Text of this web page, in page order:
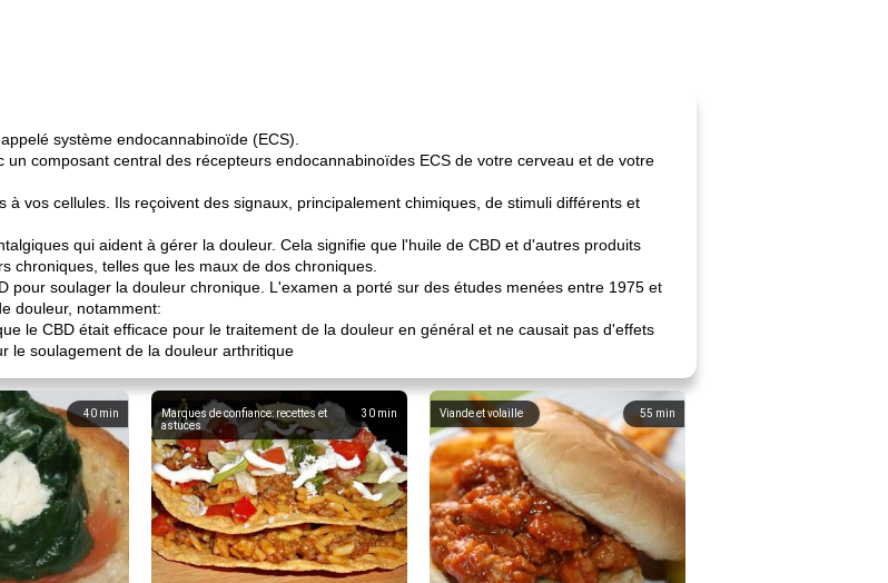
système endocannabinoïde (ECS).
composant central des récepteurs endocannabinoïdes ECS de votre cerveau et de votre
vos cellules. Ils reçoivent des signaux, principalement chimiques, de stimuli différents et
qui aident à gérer la douleur. Cela signifie que l'huile de CBD et d'autres produits
chroniques, telles que les maux de dos chroniques.
pour soulager la douleur chronique. L'examen a porté sur des études menées entre 1975 et
douleur, notamment:
le CBD était efficace pour le traitement de la douleur en général et ne causait pas d'effets
le soulagement de la douleur arthritique
40 min 30 min
Marques de confiance: recettes et
astuces
55 min
Viande et volaille